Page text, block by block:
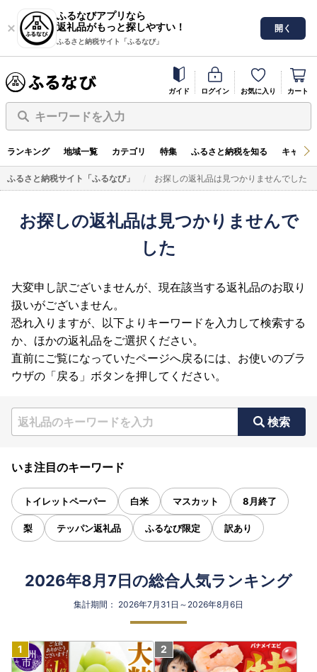
ふるなびアプリなら
返礼品がもっと探しやすい！
ふるさと納税サイト「ふるなび」
開く
ガイド ログイン お気に入り カート
キーワードを入力
ランキング 地域一覧 カテゴリ 特集 ふるさと納税を知る キャン
ふるさと納税サイト「ふるなび」 お探しの返礼品は見つかりませんでした
お探しの返礼品は見つかりませんで
した
大変申し訳ございませんが、現在該当する返礼品のお取り
扱いがございません。
恐れ入りますが、以下よりキーワードを入力して検索する
か、ほかの返礼品をご選択ください。
直前にご覧になっていたページへ戻るには、お使いのブラ
ウザの「戻る」ボタンを押してください。
検索
いま注目のキーワード
トイレットペーパー 白米 マスカット 8月終了
梨 テッパン返礼品 ふるなび限定 訳あり
2026年8月7日の総合人気ランキング
集計期間： 2026年7月31日～2026年8月6日